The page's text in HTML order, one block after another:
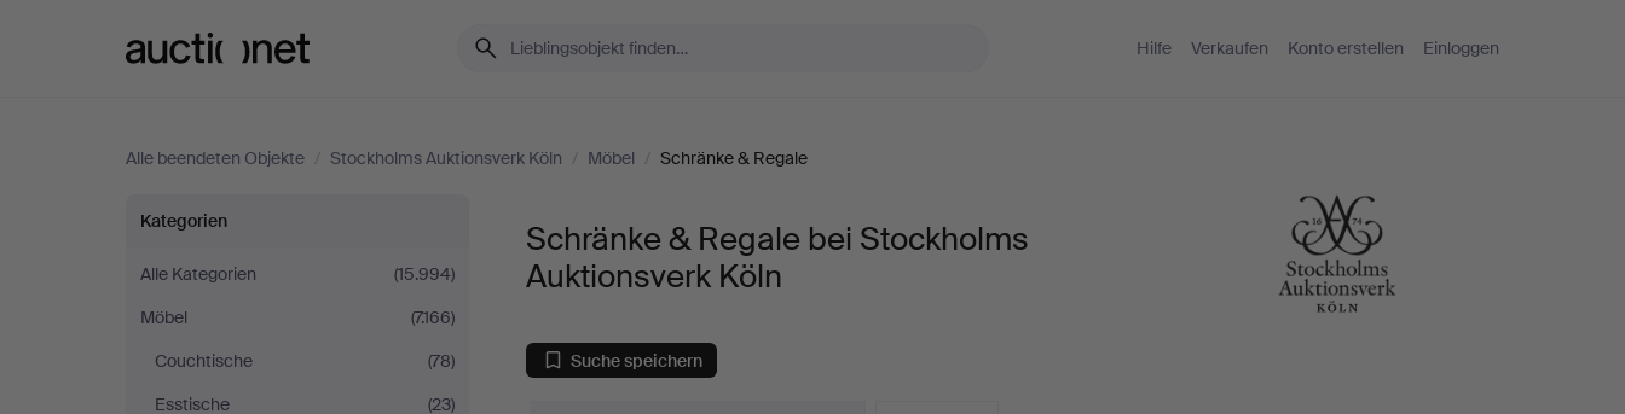
Hilfe Verkaufen Konto erstellen Einloggen
Alle beendeten Objekte / Stockholms Auktionsverk Köln / Möbel / Schränke & Regale
Schränke
&
Regale
bei
Kategorien
Alle Kategorien
(15.994)
Möbel
(7.166)
Couchtische
(78)
Esstische
(23)
Schränke & Regale bei Stockholms
Auktionsverk Köln
Suche speichern